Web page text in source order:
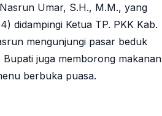
Umar, S.H., M.M., yang
didampingi Ketua TP. PKK Kab.
mengunjungi pasar beduk
juga memborong makanan
berbuka puasa.